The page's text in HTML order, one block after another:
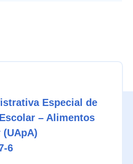
Especial de
– Alimentos
(UApA)
6